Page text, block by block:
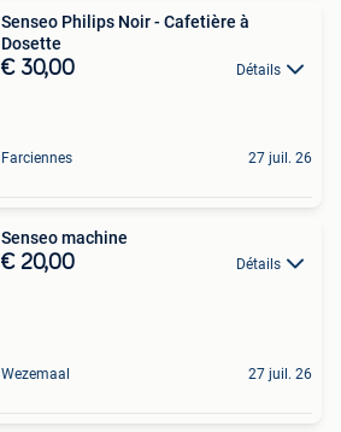
Senseo Philips Noir - Cafetière à
Dosette
€ 30,00 Détails
Farciennes 27 juil. 26
Senseo machine
€ 20,00 Détails
Wezemaal 27 juil. 26